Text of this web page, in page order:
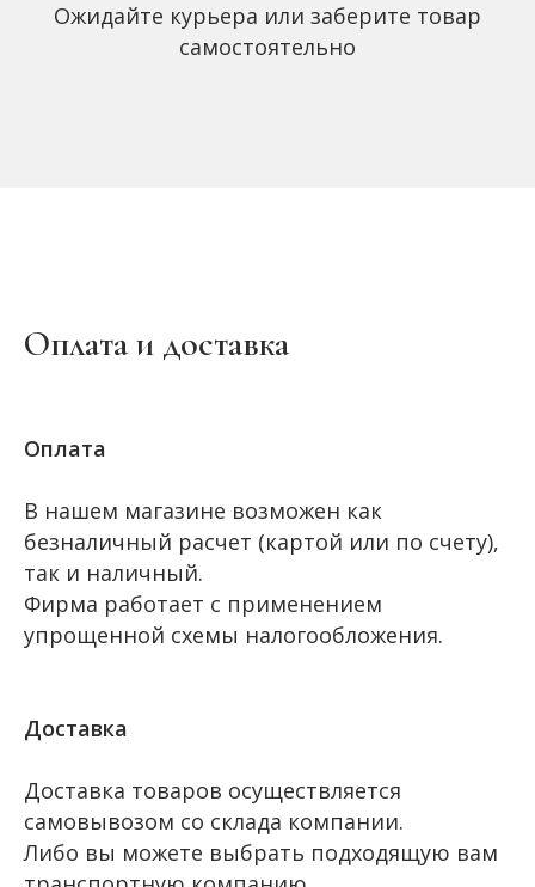
Ожидайте курьера или заберите товар
самостоятельно
Оплата и доставка
Оплата
В нашем магазине возможен как
безналичный расчет (картой или по счету),
так и наличный.
Фирма работает с применением
упрощенной схемы налогообложения.
Доставка
Доставка товаров осуществляется
самовывозом со склада компании.
Либо вы можете выбрать подходящую вам